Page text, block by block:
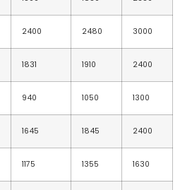
2400 2480 3000
1831 1910 2400
940 1050 1300
1645 1845 2400
1175 1355 1630